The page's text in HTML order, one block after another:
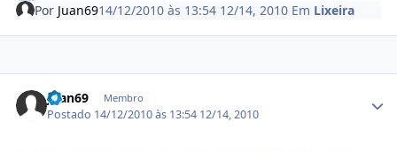
Por Juan6914/12/2010 às 13:54 12/14, 2010 Em Lixeira
Juan69 Membro
Postado 14/12/2010 às 13:54 12/14, 2010